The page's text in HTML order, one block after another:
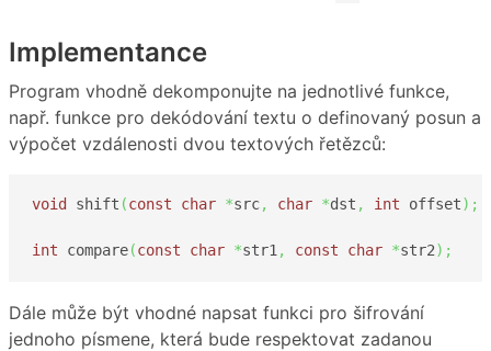
Implementance
Program vhodně dekomponujte na jednotlivé funkce,
např. funkce pro dekódování textu o definovaný posun a
výpočet vzdálenosti dvou textových řetězců:
void shift (const char *src, char *dst , int offset) ;
int compare(const char *str1, const char *str2) ;
Dále může být vhodné napsat funkci pro šifrování
jednoho písmene, která bude respektovat zadanou